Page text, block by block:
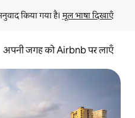
किया गया है। मूल भाषा दिखाएँ
अपनी जगह को Airbnb पर लाएँ